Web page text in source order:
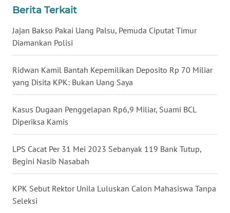
Berita Terkait
Jajan Bakso Pakai Uang Palsu, Pemuda Ciputat Timur
Diamankan Polisi
Ridwan Kamil Bantah Kepemilikan Deposito Rp 70 Miliar
yang Disita KPK: Bukan Uang Saya
Kasus Dugaan Penggelapan Rp6,9 Miliar, Suami BCL
Diperiksa Kamis
LPS Cacat Per 31 Mei 2023 Sebanyak 119 Bank Tutup,
Begini Nasib Nasabah
KPK Sebut Rektor Unila Luluskan Calon Mahasiswa Tanpa
Seleksi
JATENG
WN
NUSANTARA
WN
JOGJA
WN
JATIM
WN
BALI
WN